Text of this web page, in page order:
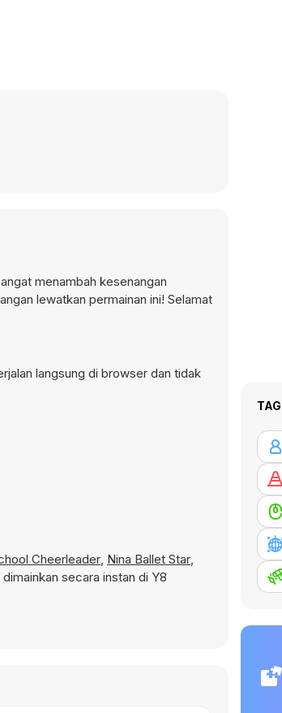
menambah kesenangan
lewatkan permainan ini! Selamat
langsung di browser dan tidak
Cheerleader, Nina Ballet Star,
secara instan di Y8
TAG